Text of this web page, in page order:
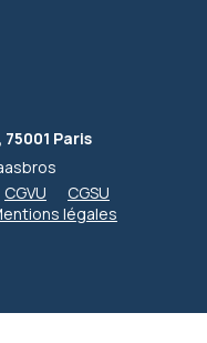
Paris
CGVU
CGSU
légales